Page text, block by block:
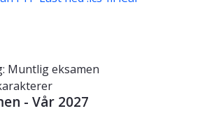
Muntlig eksamen
- Vår 2027